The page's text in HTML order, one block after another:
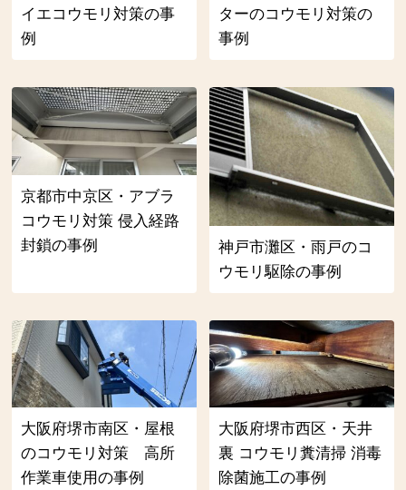
イエコウモリ対策の事
例
ターのコウモリ対策の
事例
京都市中京区・アブラ
コウモリ対策 侵入経路
封鎖の事例
神戸市灘区・雨戸のコ
ウモリ駆除の事例
大阪府堺市南区・屋根
のコウモリ対策 高所
作業車使用の事例
大阪府堺市西区・天井
裏 コウモリ糞清掃 消毒
除菌施工の事例